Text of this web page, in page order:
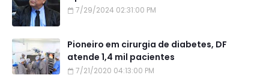
7/29/2024 02:31:00 PM
Pioneiro em cirurgia de diabetes, DF
atende 1,4 mil pacientes
7/21/2020 04:13:00 PM